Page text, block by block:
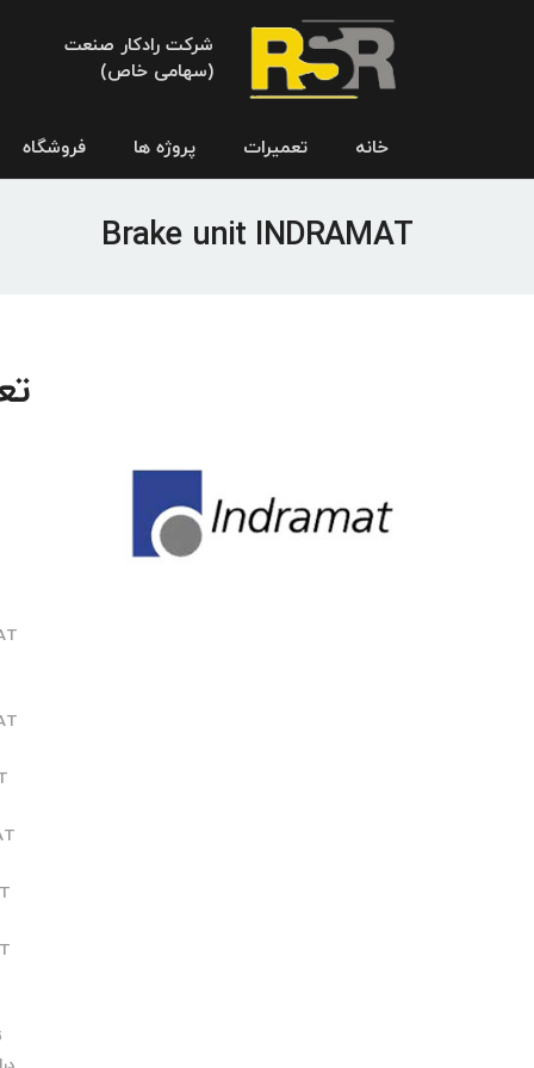
شرکت رادکار صنعت
(سهامی خاص)
خانه تعمیرات پروژه ها فروشگاه
Brake unit INDRAMAT